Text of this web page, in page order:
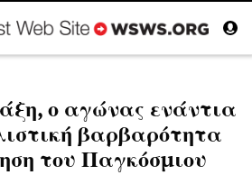
ο αγώνας ενάντια
βαρβαρότητα
του Παγκόσμιου